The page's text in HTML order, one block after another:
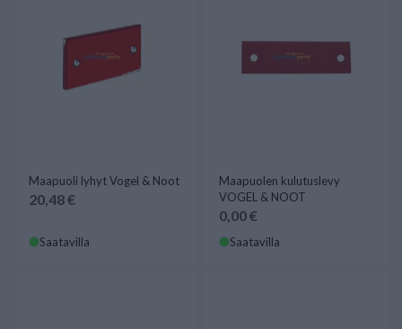
Maapuoli lyhyt Vogel & Noot
20,48 €
Saatavilla
Maapuolen kulutuslevy
VOGEL & NOOT
0,00 €
Saatavilla